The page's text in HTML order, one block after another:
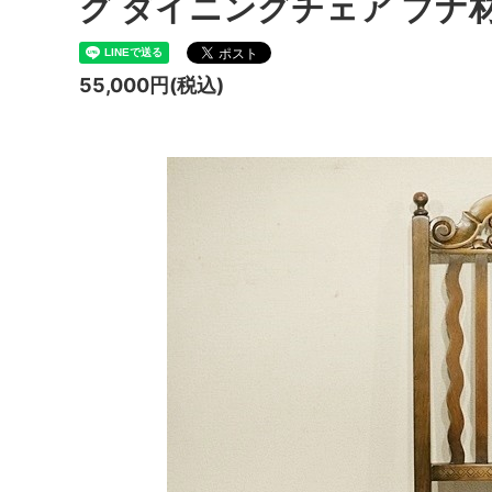
55,000円(税込)